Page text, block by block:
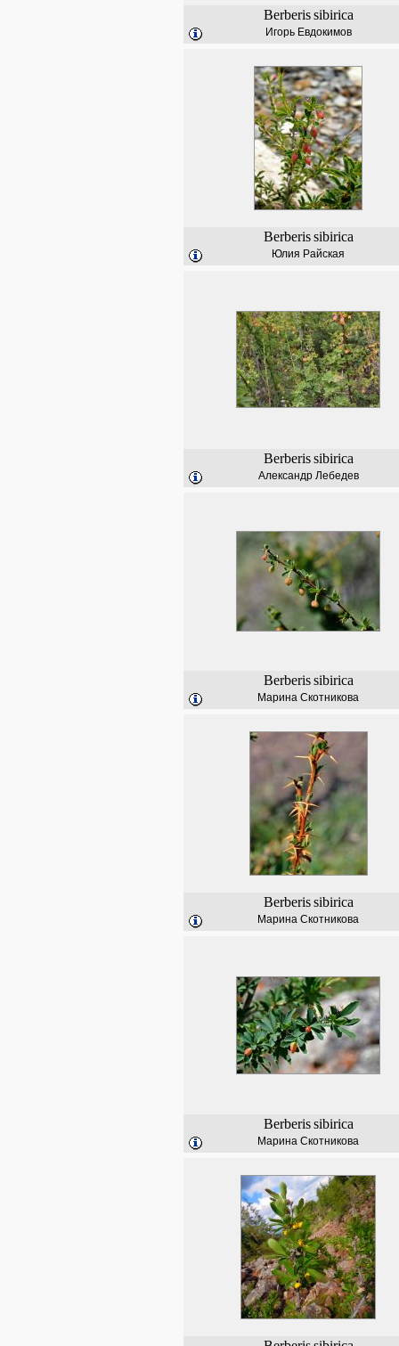
Berberis sibirica
Игорь Евдокимов
Berberis sibirica
Юлия Райская
Berberis sibirica
Александр Лебедев
Berberis sibirica
Марина Скотникова
Berberis sibirica
Марина Скотникова
Berberis sibirica
Марина Скотникова